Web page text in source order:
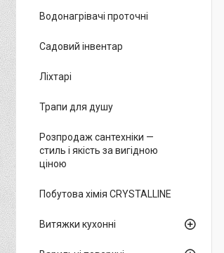
Водонагрівачі проточні
Садовий інвентар
Ліхтарі
Трапи для душу
Розпродаж сантехніки —
стиль і якість за вигідною
ціною
Побутова хімія CRYSTALLINE
Витяжки кухонні